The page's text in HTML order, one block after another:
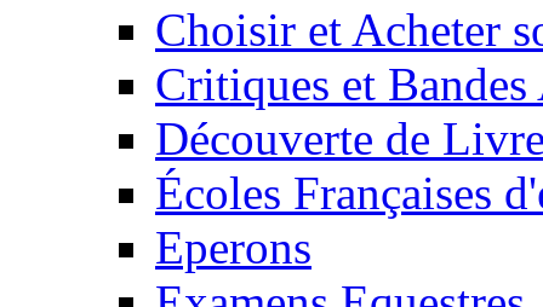
Choisir et Acheter
Critiques et
Découverte de
Écoles Françaises
Eperons